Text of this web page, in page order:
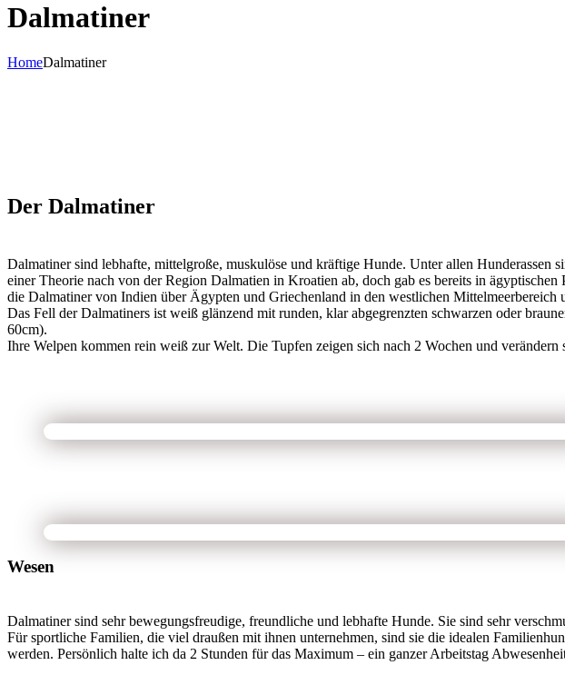
Dalmatiner
HomeDalmatiner
Der Dalmatiner
Dalmatiner sind lebhafte, mittelgroße, muskulöse und kräftige Hunde. Unter allen
einer Theorie nach von der Region Dalmatien in Kroatien ab, doch gab es bereits in
die Dalmatiner von Indien über Ägypten und Griechenland in den westlichen Mittelmeerbereich
Das Fell der Dalmatiners ist weiß glänzend mit runden, klar abgegrenzten schwarzen oder
60cm).
Ihre Welpen kommen rein weiß zur Welt. Die Tupfen zeigen sich nach 2 Wochen und
Wesen
Dalmatiner sind sehr bewegungsfreudige, freundliche und lebhafte Hunde. Sie sind sehr
Für sportliche Familien, die viel draußen mit ihnen unternehmen, sind sie die idealen
werden. Persönlich halte ich da 2 Stunden für das Maximum – ein ganzer Arbeitstag